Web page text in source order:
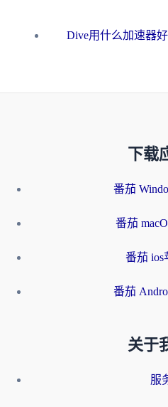
下载
番茄
番茄
番茄 ios
番茄
关于
服